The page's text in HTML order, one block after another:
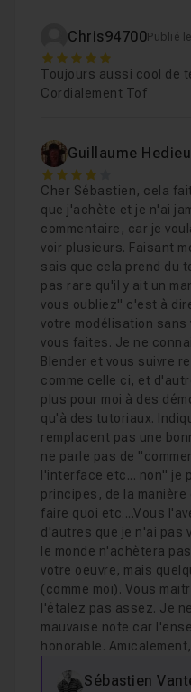
Chris94700Publié
5
Toujours aussi cool de
Cordialement Tof
Guillaume Hedieu
4
Cher Sébastien, cela
que j'achète et je n'ai
commentaire, car je
voir plusieurs. Faisant
sais que cela prend du
pas rare qu'il y ait un
vous oubliez" c'est à
votre modélisation sans
vous faites. Je ne
Blender et vous suivre
comme celle ci, et
plus pour moi à des
qu'à des tutoriaux.
remplacent pas une
ne parle pas de
l'interface etc... non" je
principes, de la
faire quoi etc....Vous
d'autres que je n'ai pas
le monde n'achètera
votre oeuvre, mais
(comme moi). Vous
l'étalez pas assez. Je
mauvaise note car
honorable.
Sébastien